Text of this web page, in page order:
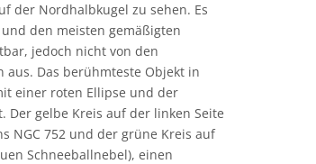
der Nordhalbkugel zu sehen. Es
den meisten gemäßigten
jedoch nicht von den
Das berühmteste Objekt in
einer roten Ellipse und der
Der gelbe Kreis auf der linken Seite
NGC 752 und der grüne Kreis auf
Schneeballnebel), einen